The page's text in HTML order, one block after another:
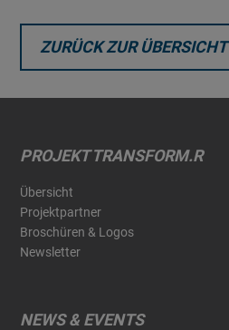
ZURÜCK ZUR ÜBERSICHT
PROJEKT TRANSFORM.R
Übersicht
Projektpartner
Broschüren & Logos
Newsletter
NEWS & EVENTS